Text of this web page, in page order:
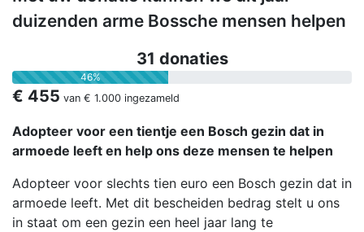
duizenden arme Bossche mensen helpen
31 donaties
46%
€ 455 van € 1.000 ingezameld
Adopteer voor een tientje een Bosch gezin dat in
armoede leeft en help ons deze mensen te helpen
Adopteer voor slechts tien euro een Bosch gezin dat in
armoede leeft. Met dit bescheiden bedrag stelt u ons
in staat om een gezin een heel jaar lang te